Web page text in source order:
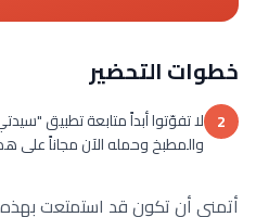
خطوات التحضير
2 لا تفوّتوا أبداً متابعة تطبيق
والمطبخ وحمله الآن مجاناً على
أتمنى أن تكون قد استمتعت بهذه